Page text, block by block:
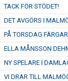
TACK FÖR STÖDET!
DET AVGÖRS I
PÅ TORSDAG
ELLA MÅNSSON
NY SPELARE I
VI DRAR TILL